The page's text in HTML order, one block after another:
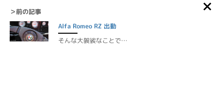
・ビジュアルフードクリエイター協会
検定講師
＞前の記事
Alfa Romeo RZ 出動
そんな大袈裟なことで…